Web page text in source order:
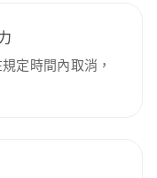
定時間內取消，